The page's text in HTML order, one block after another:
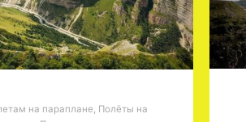
на параплане Полёты на